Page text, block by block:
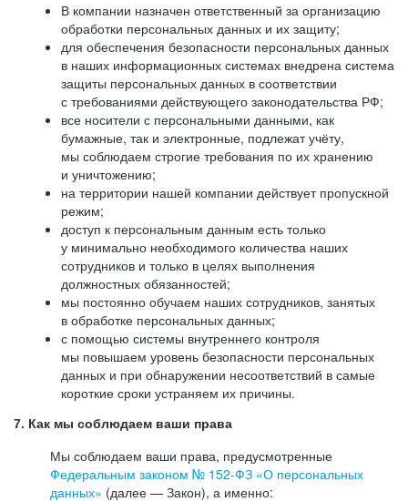
В компании назначен ответственный за организацию
обработки персональных данных и их защиту;
для обеспечения безопасности персональных данных
в наших информационных системах внедрена система
защиты персональных данных в соответствии
с требованиями действующего законодательства РФ;
все носители с персональными данными, как
бумажные, так и электронные, подлежат учёту,
мы соблюдаем строгие требования по их хранению
и уничтожению;
на территории нашей компании действует пропускной
режим;
доступ к персональным данным есть только
у минимально необходимого количества наших
сотрудников и только в целях выполнения
должностных обязанностей;
мы постоянно обучаем наших сотрудников, занятых
в обработке персональных данных;
с помощью системы внутреннего контроля
мы повышаем уровень безопасности персональных
данных и при обнаружении несоответствий в самые
короткие сроки устраняем их причины.
7. Как мы соблюдаем ваши права
Мы соблюдаем ваши права, предусмотренные
Федеральным законом № 152-ФЗ «О персональных
данных» (далее — Закон), а именно: